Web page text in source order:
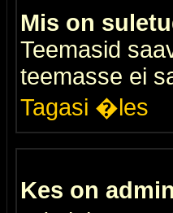
Mis on
Teemasid
teemasse ei
Tagasi �les
Kes on